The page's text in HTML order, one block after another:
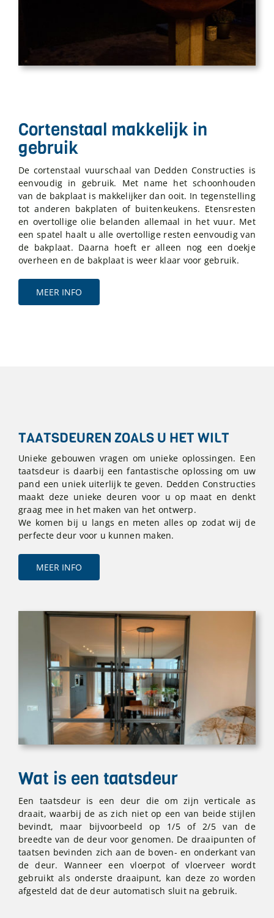
Cortenstaal makkelijk in
gebruik
De cortenstaal vuurschaal van Dedden Constructies is
eenvoudig in gebruik. Met name het schoonhouden
van de bakplaat is makkelijker dan ooit. In tegenstelling
tot anderen bakplaten of buitenkeukens. Etensresten
en overtollige olie belanden allemaal in het vuur. Met
een spatel haalt u alle overtollige resten eenvoudig van
de bakplaat. Daarna hoeft er alleen nog een doekje
overheen en de bakplaat is weer klaar voor gebruik.
MEER INFO
TAATSDEUREN ZOALS U HET WILT
Unieke gebouwen vragen om unieke oplossingen. Een
taatsdeur is daarbij een fantastische oplossing om uw
pand een uniek uiterlijk te geven. Dedden Constructies
maakt deze unieke deuren voor u op maat en denkt
graag mee in het maken van het ontwerp.
We komen bij u langs en meten alles op zodat wij de
perfecte deur voor u kunnen maken.
MEER INFO
Wat is een taatsdeur
Een taatsdeur is een deur die om zijn verticale as
draait, waarbij de as zich niet op een van beide stijlen
bevindt, maar bijvoorbeeld op 1/5 of 2/5 van de
breedte van de deur voor genomen. De draaipunten of
taatsen bevinden zich aan de boven- en onderkant van
de deur. Wanneer een vloerpot of vloerveer wordt
gebruikt als onderste draaipunt, kan deze zo worden
afgesteld dat de deur automatisch sluit na gebruik.